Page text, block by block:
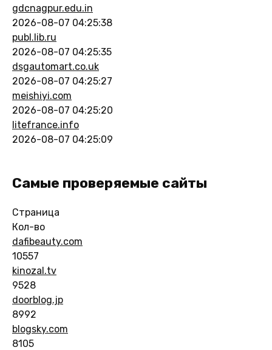
gdcnagpur.edu.in
2026-08-07 04:25:38
publ.lib.ru
2026-08-07 04:25:35
dsgautomart.co.uk
2026-08-07 04:25:27
meishiyi.com
2026-08-07 04:25:20
litefrance.info
2026-08-07 04:25:09
Самые проверяемые сайты
Страница
Кол-во
dafibeauty.com
10557
kinozal.tv
9528
doorblog.jp
8992
blogsky.com
8105